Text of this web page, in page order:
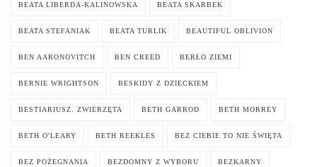
BEATA LIBERDA-KALINOWSKA BEATA SKARBEK
BEATA STEFANIAK BEATA TURLIK BEAUTIFUL OBLIVION
BEN AARONOVITCH BEN CREED BERŁO ZIEMI
BERNIE WRIGHTSON BESKIDY Z DZIECKIEM
BESTIARIUSZ. ZWIERZĘTA BETH GARROD BETH MORREY
BETH O'LEARY BETH REEKLES BEZ CIEBIE TO NIE ŚWIĘTA
BEZ POŻEGNANIA BEZDOMNY Z WYBORU BEZKARNY